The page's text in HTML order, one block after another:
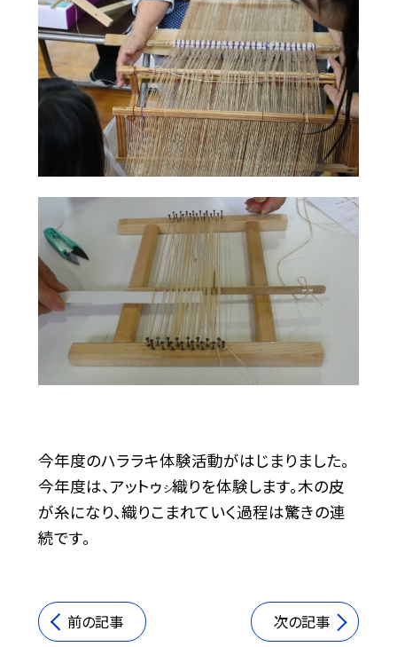
今年度のハララキ体験活動がはじまりました。
今年度は、アットゥシ織りを体験します。木の皮
が糸になり、織りこまれていく過程は驚きの連
続です。
前の記事 次の記事